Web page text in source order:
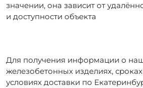
значении, она зависит от
и доступности объекта
Для получения информации о
железобетонных изделиях,
условиях доставки по